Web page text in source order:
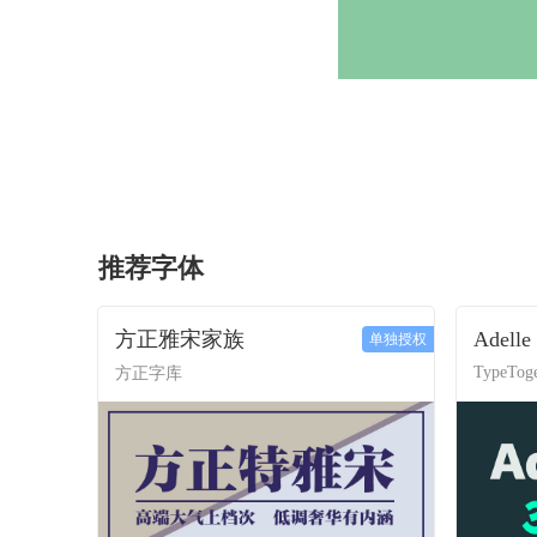
推荐字体
方正雅宋家族
方正字库
单独授权 Adelle